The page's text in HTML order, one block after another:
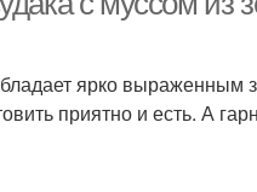
ярко выраженным
приятно и есть. А